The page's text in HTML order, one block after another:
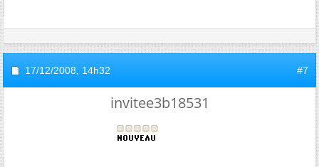
17/12/2008, 14h32 #7
invitee3b18531